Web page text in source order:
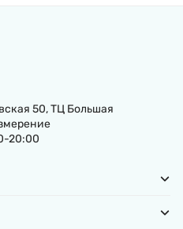
50, ТЦ Большая
20:00